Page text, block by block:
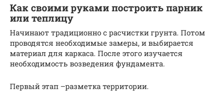
Как своими руками построить парник
или теплицу
Начинают традиционно с расчистки грунта. Потом
проводятся необходимые замеры, и выбирается
материал для каркаса. После этого изучается
необходимость возведения фундамента.
Первый этап –разметка территории.